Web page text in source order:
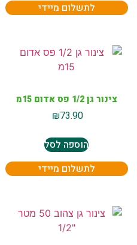
לתשלום מיידי
צינור גן 1/2 פס אדום 15מ
₪73.90
הוספה לסל
לתשלום מיידי